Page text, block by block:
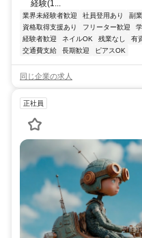
経験(1...
業界未経験者歓迎 社員登用あり 副
資格取得支援あり
フリーター歓迎
経験者歓迎
ネイルOK 残業なし 有
交通費支給
長期歓迎 ピアスOK
同じ企業の求人
正社員